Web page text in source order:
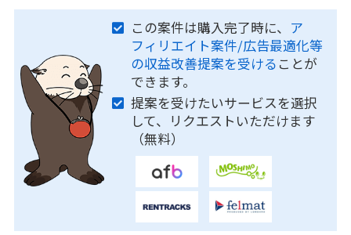
この案件は購入完了時に、 ア
フィリエイト案件/広告最適化等
の収益改善提案を受ける ことが
できます。
提案を受けたいサービスを選択
して、リクエストいただけます
（無料）